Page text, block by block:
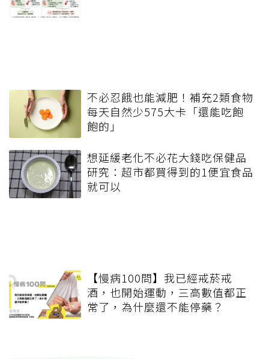
不必忍餓也能減肥！補充2類食物
每天自然少575大卡「還能吃飽
飽的」
想延緩老化不必花大錢吃保健品
研究：超市都買得到的1便宜食品
就可以
【慢病100問】我已經戒菸戒
酒，也開始運動，三高數值都正
常了，為什麼還不能停藥？